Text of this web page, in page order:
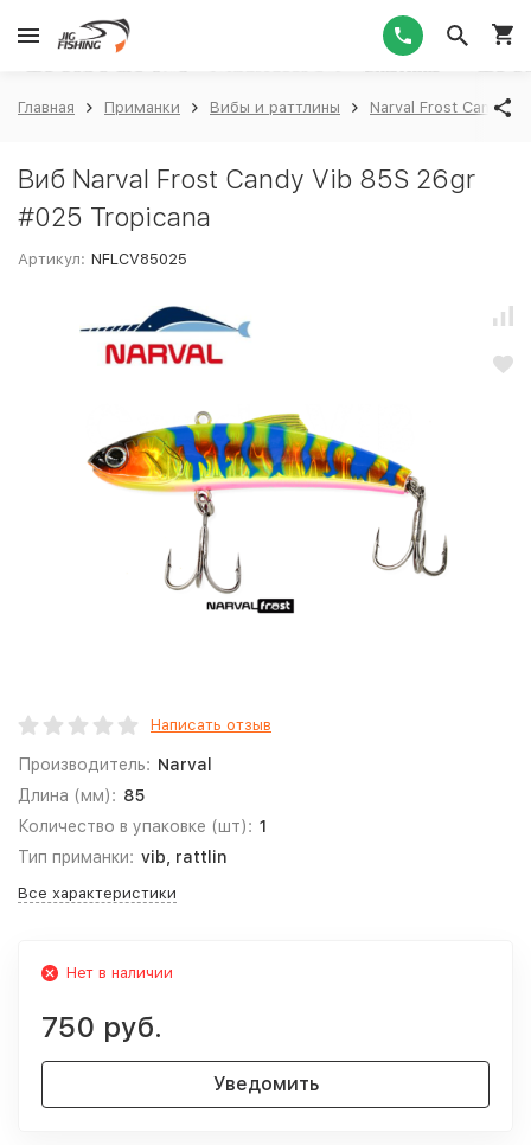
Главная Приманки Вибы и раттлины Narval Frost Candy
Виб Narval Frost Candy Vib 85S 26gr
#025 Tropicana
Артикул: NFLCV85025
Написать отзыв
Производитель: Narval
Длина (мм): 85
Количество в упаковке (шт): 1
Тип приманки: vib, rattlin
Все характеристики
Нет в наличии
750 руб.
Уведомить